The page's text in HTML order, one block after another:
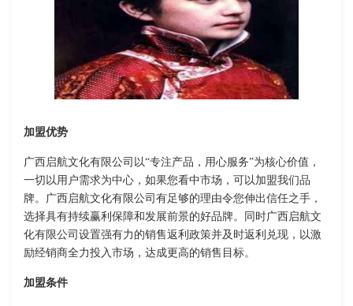
加盟优势
广西启航文化有限公司以“专注产品，用心服务”为核心价值，
一切以用户需求为中心，如果您看中市场，可以加盟我们品
牌。广西启航文化有限公司有足够的理由令您伸出信任之手，
选择具有持续赢利保障和发展前景的好品牌。同时广西启航文
化有限公司设置强有力的销售返利政策并及时返利兑现，以激
励经销商全力投入市场，达成更高的销售目标。
加盟条件